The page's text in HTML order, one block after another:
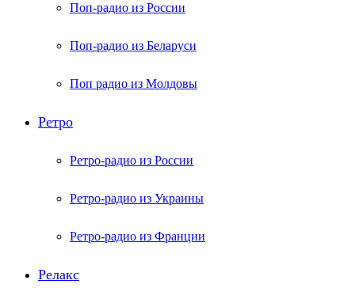
Поп-радио из России
Поп-радио из Беларуси
Поп радио из Молдовы
Ретро
Ретро-радио из России
Ретро-радио из Украины
Ретро-радио из Франции
Релакс